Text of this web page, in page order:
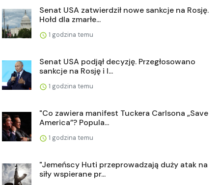
Senat USA zatwierdził nowe sankcje na Rosję.
Hołd dla zmarłe...
1 godzina temu
Senat USA podjął decyzję. Przegłosowano
sankcje na Rosję i I...
1 godzina temu
"Co zawiera manifest Tuckera Carlsona „Save
America”? Popula...
1 godzina temu
"Jemeńscy Huti przeprowadzają duży atak na
siły wspierane pr...